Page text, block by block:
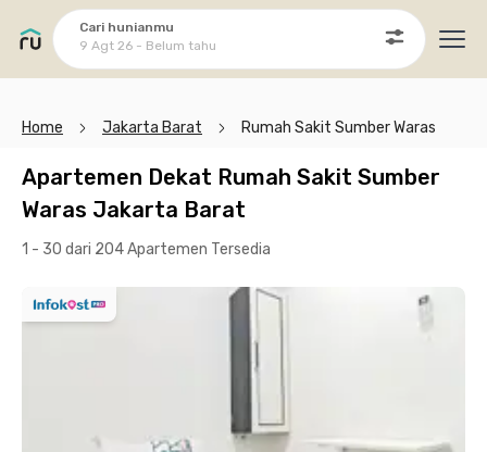
Cari hunianmu
9 Agt 26 - Belum tahu
Home Jakarta Barat Rumah Sakit Sumber Waras
Apartemen Dekat Rumah Sakit Sumber
Waras Jakarta Barat
1 - 30 dari 204 Apartemen Tersedia